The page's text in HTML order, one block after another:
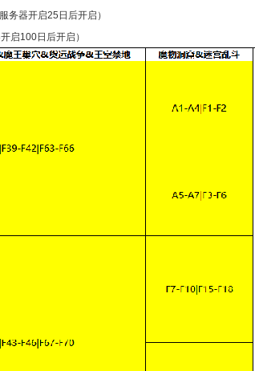
务器开启25日后开启）
启100日后开启）